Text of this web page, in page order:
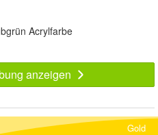
Acrylfarbe
anzeigen
Gold